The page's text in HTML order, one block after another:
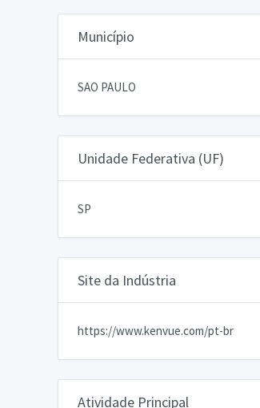
Município
SAO PAULO
Unidade Federativa (UF)
SP
Site da Indústria
https://www.kenvue.com/pt-br
Atividade Principal